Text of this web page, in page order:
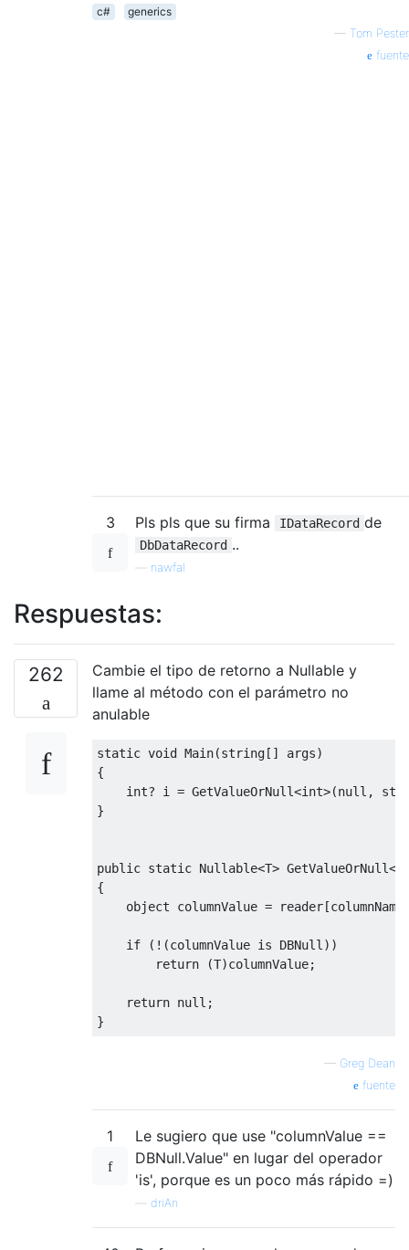
c#
generics
— Tom Pester
fuente
3 Pls pls que su firma IDataRecord de
DbDataRecord ..
nawfal
Respuestas:
262
Cambie el tipo de retorno a Nullable y
llame al método con el parámetro no
anulable
static void Main(string[] args)
{
int? i = GetValueOrNull<int>(null ,
}
public static Nullable<T> GetValueOrNull<
{
object columnValue = reader[columnName
if (!(columnValue is DBNull ))
return
(T)columnValue;
return null ;
}
— Greg Dean
fuente
1
Le sugiero que use "columnValue ==
DBNull.Value" en lugar del operador
'is', porque es un poco más rápido =)
driAn